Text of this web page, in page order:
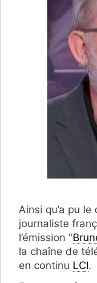
Ainsi qu’a pu
journaliste
l’émission "
la chaîne de
en continu LCI.